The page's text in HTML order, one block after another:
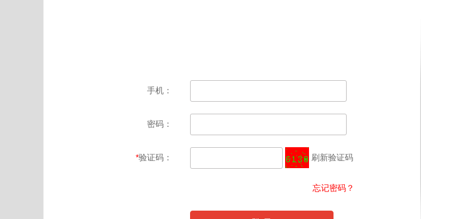
手机：
密码：
*验证码： 刷新验证码
忘记密码？